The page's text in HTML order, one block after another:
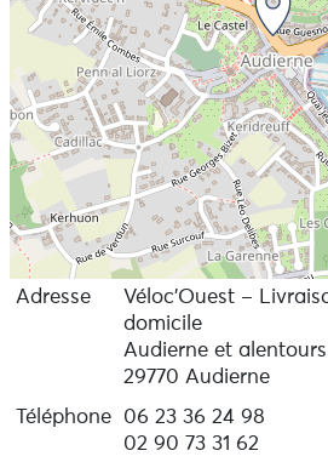
Adresse
Véloc’Ouest –
domicile
Audierne et alentours
29770 Audierne
Téléphone
06 23 36 24 98
02 90 73 31 62